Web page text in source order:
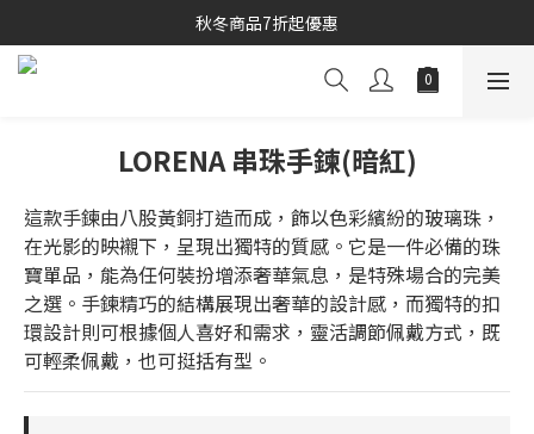
秋冬商品7折起優惠
秋冬商品7折起優惠
線上購物專區 精選 5 折
LORENA 串珠手鍊(暗紅)
這款手鍊由八股黃銅打造而成，飾以色彩繽紛的玻璃珠，
在光影的映襯下，呈現出獨特的質感。它是一件必備的珠
寶單品，能為任何裝扮增添奢華氣息，是特殊場合的完美
之選。手鍊精巧的結構展現出奢華的設計感，而獨特的扣
環設計則可根據個人喜好和需求，靈活調節佩戴方式，既
可輕柔佩戴，也可挺括有型。